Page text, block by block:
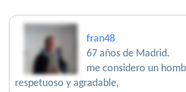
fran48
67 años de Madrid.
me considero un
respetuoso y agradable,